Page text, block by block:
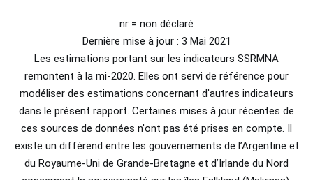
nr = non déclaré
Dernière mise à jour : 3 Mai 2021
Les estimations portant sur les indicateurs SSRMNA
remontent à la mi-2020. Elles ont servi de référence pour
modéliser des estimations concernant d'autres indicateurs
dans le présent rapport. Certaines mises à jour récentes de
ces sources de données n'ont pas été prises en compte. Il
existe un différend entre les gouvernements de l’Argentine et
du Royaume-Uni de Grande-Bretagne et d’Irlande du Nord